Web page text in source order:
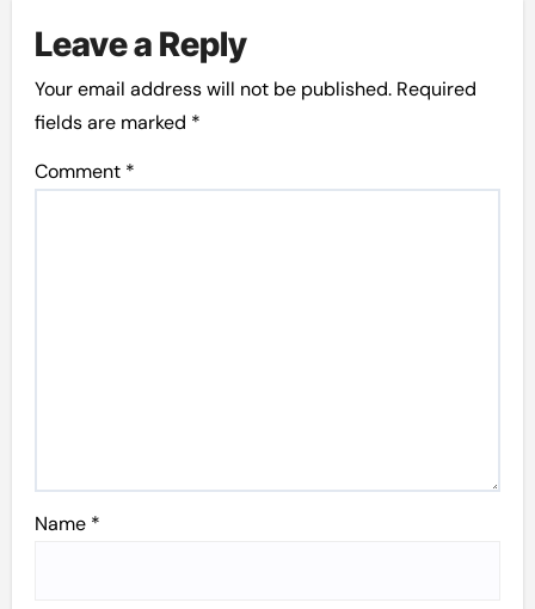
Leave a Reply
Your email address will not be published. Required
fields are marked *
Comment *
Name *